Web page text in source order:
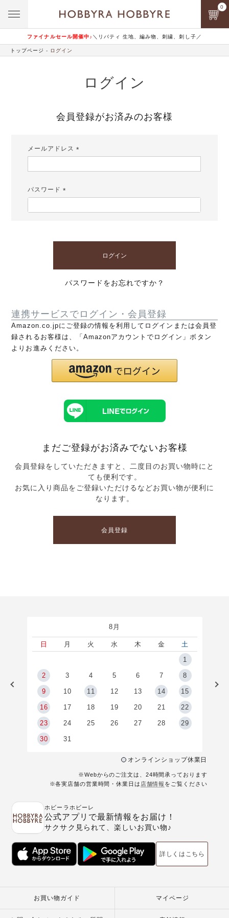
ファイナルセール開催中♪ ＼リバティ 生地、編み物、刺繍、刺し子／
0
トップページ ログイン
ログイン
会員登録がお済みのお客様
メールアドレス
パスワード
ログイン
パスワードをお忘れですか？
連携サービスでログイン・会員登録
Amazon.co.jpにご登録の情報を利用してログインまたは会員登
録されるお客様は、「Amazonアカウントでログイン」ボタン
よりお進みください。
まだご登録がお済みでないお客様
会員登録をしていただきますと、二度目のお買い物時にと
ても便利です。
お気に入り商品をご登録いただけるなどお買い物が便利に
なります。
会員登録
8月
日 月 火 水 木 金
土
1
2 3 4 5 6 7 8
9 10 11 12 13 14 15
16 17 18 19 20 21 22
23 24 25 26 27 28 29
30 31
オンラインショップ休業日
※Webからのご注文は、24時間承っております
※各実店舗の営業時間・休業日は 店舗情報 をご覧ください
ホビーラホビーレ
公式アプリで最新情報をお届け！
サクサク見られて、楽しいお買い物♪
詳しくはこちら
お買い物ガイド マイページ